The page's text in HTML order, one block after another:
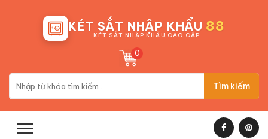
KÉT SẮT NHẬP KHẨU 88
KÉT SẮT NHẬP KHẨU CAO CẤP
0
Tìm kiếm